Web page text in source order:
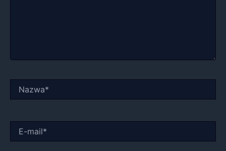
mail*